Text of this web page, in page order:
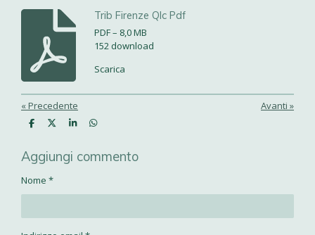
Trib Firenze Qlc Pdf
PDF – 8,0 MB
152 download
Scarica
«Precedente Avanti »
C
d
i
i
C
d
i
i
C
d
i
C
d
i
Aggiungi commento
Nome *